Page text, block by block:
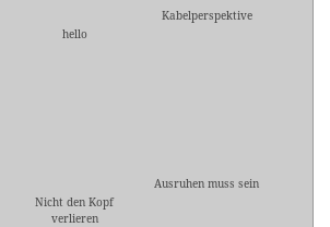
hello
Kabelperspektive
Nicht den Kopf
verlieren
Ausruhen muss sein